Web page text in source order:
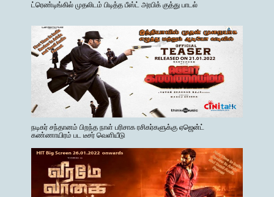
ட்ரெண்டிங்கில் முதலிடம் பிடித்த பீஸ்ட் அரபிக் குத்து பாடல்
நடிகர் சந்தானம் பிறந்த நாள் பரிசாக ரசிகர்களுக்கு ஏஜென்ட்
கண்ணாயிரம் பட டீசர் வெளியீடு